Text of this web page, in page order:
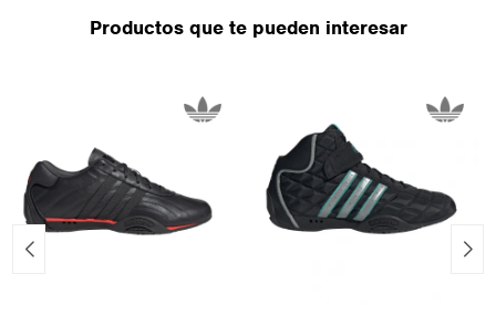
Productos que te pueden interesar